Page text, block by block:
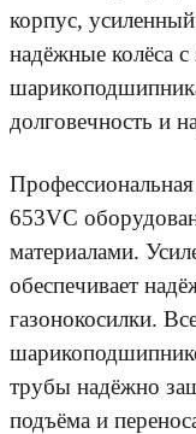
корпус,
надёжные колёса
долговечность и
653VС
материалами.
обеспечивает
газонокосилки.
трубы надёжно
подъёма и